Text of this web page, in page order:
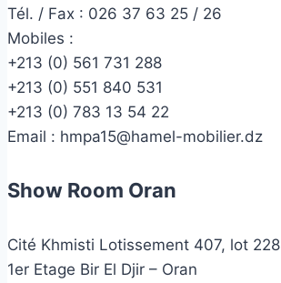
Tél. / Fax : 026 37 63 25 / 26
Mobiles :
+213 (0) 561 731 288
+213 (0) 551 840 531
+213 (0) 783 13 54 22
Email : hmpa15@hamel-mobilier.dz
Show Room Oran
Cité Khmisti Lotissement 407, lot 228
1er Etage Bir El Djir – Oran